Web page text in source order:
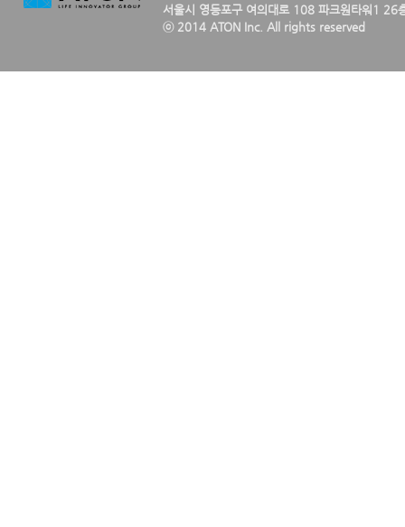
서울시 영등포구 여의대로 108 파크원타워1 26
ⓒ 2014 ATON Inc. All rights reserved